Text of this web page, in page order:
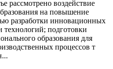
рассмотрено воздействие
на повышение
разработки инновационных
технологий; подготовки
образования для
процессов т